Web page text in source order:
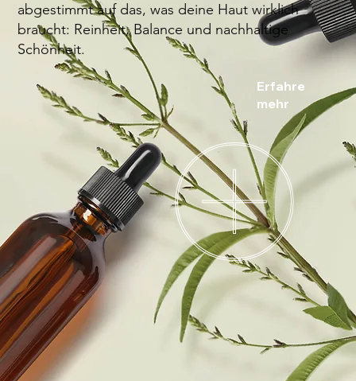
abgestimmt auf das, was deine Haut wirklich
braucht: Reinheit, Balance und nachhaltige
Schönheit.
Erfahre
mehr